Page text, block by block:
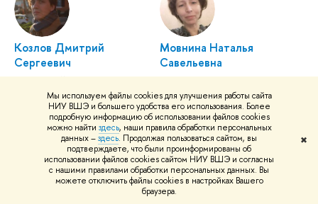
Мы используем файлы cookies для улучшения работы сайта
НИУ ВШЭ и большего удобства его использования. Более
подробную информацию об использовании файлов cookies
можно найти здесь, наши правила обработки персональных
данных –здесь. Продолжая пользоваться сайтом, вы
подтверждаете, что были проинформированы об
использовании файлов cookies сайтом НИУ ВШЭ и согласны
с нашими правилами обработки персональных данных. Вы
можете отключить файлы cookies в настройках Вашего
браузера.
✖
Козлов Дмитрий
Сергеевич
Старший
преподаватель
Мовнина Наталья
Савельевна
Доцент
Пахомова Александра
Попова Татьяна